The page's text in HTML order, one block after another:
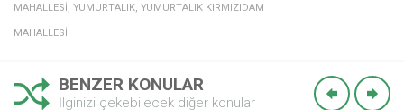
MAHALLESİ, YUMURTALIK, YUMURTALIK KIRMIZIDAM
MAHALLESİ
BENZER KONULAR
İlginizi çekebilecek diğer konular